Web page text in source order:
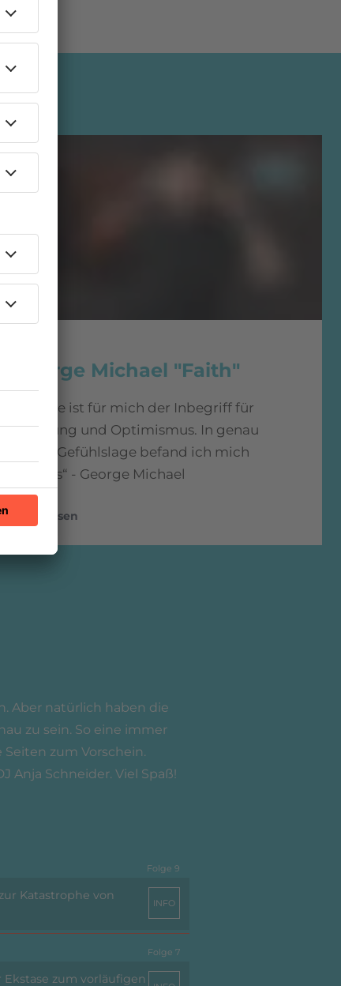
George Michael "Faith"
"Glaube ist für mich der Inbegriff für
Hoffnung und Optimismus. In genau
dieser Gefühlslage befand ich mich
damals“ - George Michael
mehr lesen
Aber natürlich haben die
zu sein. So eine immer
zum Vorschein.
Anja Schneider. Viel Spaß!
Folge 9
Katastrophe von
INFO
Folge 7
Ekstase zum vorläufigen